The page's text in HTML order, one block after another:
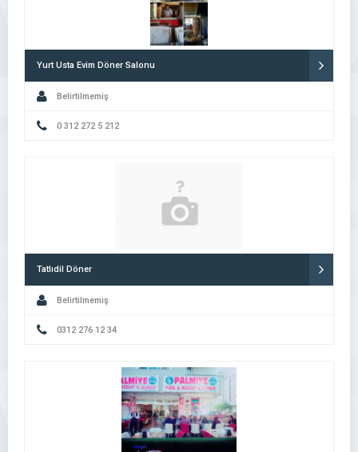
Yurt Usta Evim Döner Salonu
Belirtilmemiş
0 312 272 5 212
Tatlıdil Döner
Belirtilmemiş
0312 276 12 34